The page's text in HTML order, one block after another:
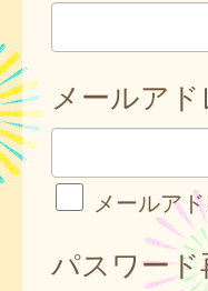
メールアド
メールア
パスワー